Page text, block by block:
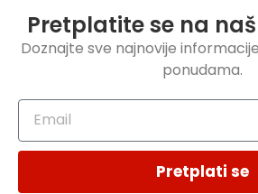
Pretplatite se na
Doznajte sve najnovije
ponudama.
Pretplati se